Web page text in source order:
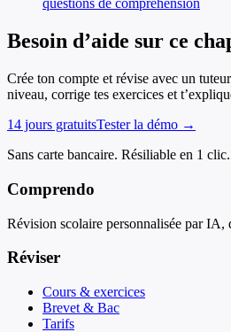
questions de compréhension
Besoin d’aide sur ce
Crée ton compte et révise avec un
niveau, corrige tes exercices et
14 jours gratuitsTester la démo →
Sans carte bancaire. Résiliable en 1 clic.
Comprendo
Révision scolaire personnalisée par IA,
Réviser
Cours & exercices
Brevet & Bac
Tarifs